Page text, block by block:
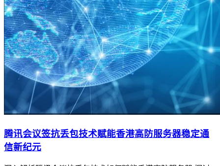
腾讯会议签抗丢包技术赋能香港高防服务器稳定通
信新纪元